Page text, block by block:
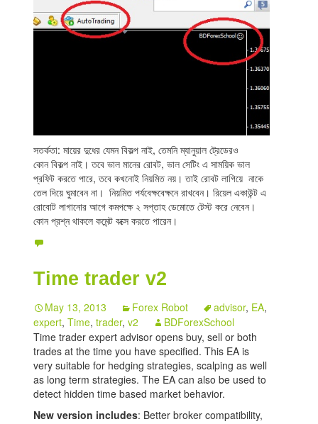
সতর্কতা: মায়ের দুধের যেমন বিকল্প নাই, তেমনি ম্যানুয়াল ট্রেডেরও
কোন বিকল্প নাই। তবে ভাল মানের রোবট, ভাল সেটিং এ সাময়িক ভাল
প্রফিট করতে পারে, তবে কখনোই নিয়মিত নয়। তাই রোবট লাগিয়ে নাকে
তেল দিয়ে ঘুমাবেন না। নিয়মিত পর্যবেক্ষবেক্ষনে রাখবেন। রিয়েল একাউন্ট এ
রোবোট লাগানোর আগে কমপক্ষে ২ সপ্তাহ ডেমোতে টেস্ট করে নেবেন।
কোন প্রশ্ন থাকলে কমেন্ট বক্সে করতে পারেন।
Time trader v2
May 13, 2013 Forex Robot advisor, EA,
expert,Time,trader,v2
BDForexSchool
Time trader expert advisor opens buy, sell or both
trades at the time you have specified. This EA is
very suitable for hedging strategies, scalping as well
as long term strategies. The EA can also be used to
detect hidden time based market behavior.
New version includes: Better broker compatibility,